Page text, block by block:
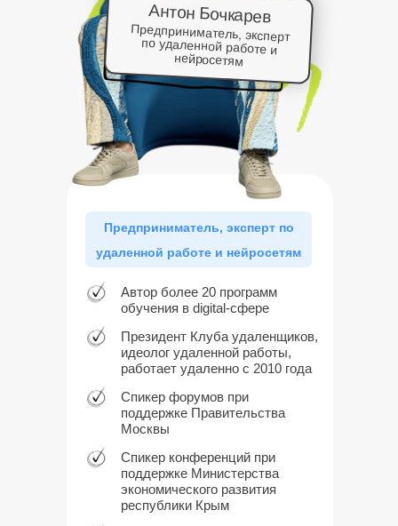
Автор более 20 программ
обучения в digital-сфере
Спикер форумов при
поддержке Правительства
Москвы
Президент Клуба удаленщиков,
идеолог удаленной работы,
работает удаленно с 2010 года
Спикер конференций при
поддержке Министерства
экономического развития
республики Крым
Антон Бочкарев
Предприниматель, эксперт
по удаленной работе и
нейросетям
Предприниматель, эксперт по
удаленной работе и нейросетям